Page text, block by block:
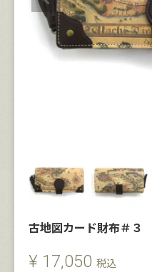
古地図カード財布＃３
¥ 17,050 税込